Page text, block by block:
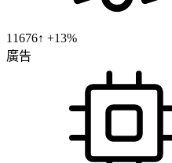
11676↑ +13%
廣告